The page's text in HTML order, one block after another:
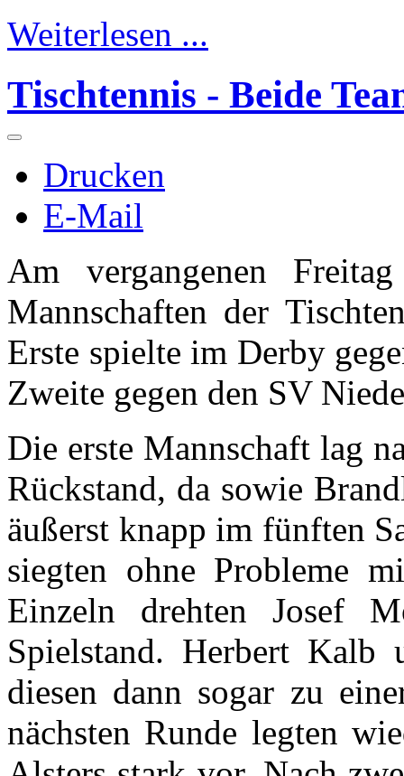
Weiterlesen ...
Tischtennis - Beide
Drucken
E-Mail
Am vergangenen
Mannschaften der
Erste spielte im Derby
Zweite gegen den SV
Die erste Mannschaft lag
Rückstand, da sowie
äußerst knapp im fünften
siegten ohne Probleme
Einzeln drehten Josef
Spielstand. Herbert Kalb
diesen dann sogar zu
nächsten Runde legten